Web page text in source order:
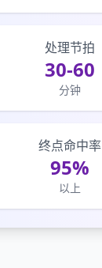
处理节拍
30-60
分钟
终点命中率
95%
以上